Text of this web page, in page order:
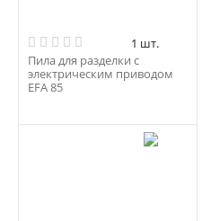
1 шт.
Пила для разделки с
электрическим приводом
EFA 85